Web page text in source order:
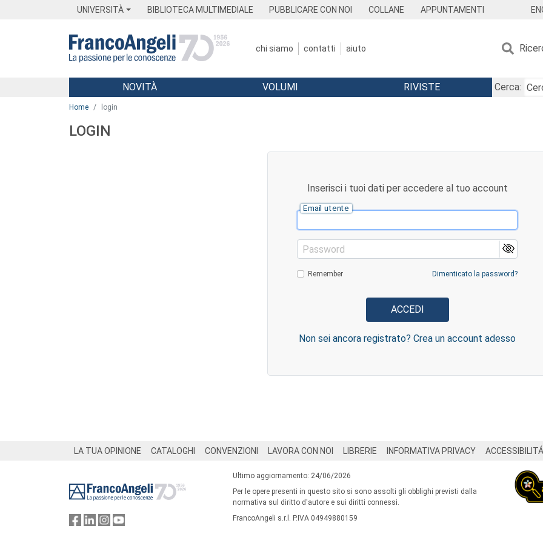
UNIVERSITÀ BIBLIOTECA MULTIMEDIALE PUBBLICARE CON NOI COLLANE APPUNTAMENTI
chi siamo contatti aiuto
Menu
NOVITÀ VOLUMI RIVISTE
Cerca:
Home login
LOGIN
Inserisci i tuoi dati per accedere al tuo account
Email utente
Password
Remember Dimenticato la password?
Non sei ancora registrato? Crea un account adesso
LA TUA OPINIONE CATALOGHI CONVENZIONI LAVORA CON NOI LIBRERIE INFORMATIVA PRIVACY ACCESSIBILITÁ
Ultimo aggiornamento: 24/06/2026
Per le opere presenti in questo sito si sono assolti gli obblighi previsti dalla
normativa sul diritto d'autore e sui diritti connessi.
FrancoAngeli s.r.l. P.IVA 04949880159